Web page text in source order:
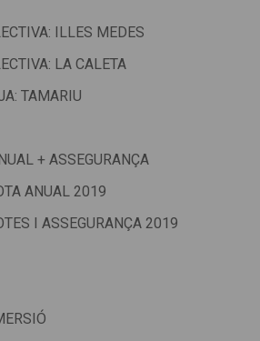
ILLES MEDES
LA CALETA
TAMARIU
+ ASSEGURANÇA
ANUAL 2019
I ASSEGURANÇA 2019